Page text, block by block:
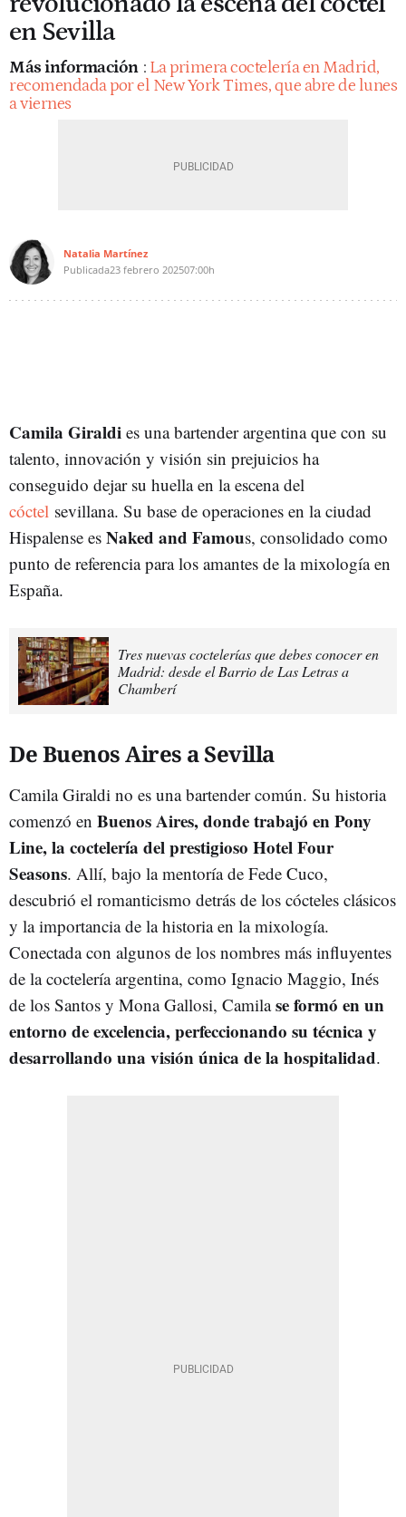
en Sevilla
Más información : La primera coctelería en Madrid,
recomendada por el New York Times, que abre de lunes
a viernes
Natalia Martínez
Publicada23 febrero 202507:00h
Camila Giraldi es una bartender argentina que con su
talento, innovación y visión sin prejuicios ha
conseguido dejar su huella en la escena del
cóctel sevillana. Su base de operaciones en la ciudad
Hispalense es Naked and Famous, consolidado como
punto de referencia para los amantes de la mixología en
España.
Tres nuevas coctelerías que debes conocer en
Madrid: desde el Barrio de Las Letras a
Chamberí
De Buenos Aires a Sevilla
Camila Giraldi no es una bartender común. Su historia
comenzó en Buenos Aires, donde trabajó en Pony
Line, la coctelería del prestigioso Hotel Four
Seasons. Allí, bajo la mentoría de Fede Cuco,
descubrió el romanticismo detrás de los cócteles clásicos
y la importancia de la historia en la mixología.
Conectada con algunos de los nombres más influyentes
de la coctelería argentina, como Ignacio Maggio, Inés
de los Santos y Mona Gallosi, Camilase formó en un
entorno de excelencia, perfeccionando su técnica y
desarrollando una visión única de la hospitalidad.